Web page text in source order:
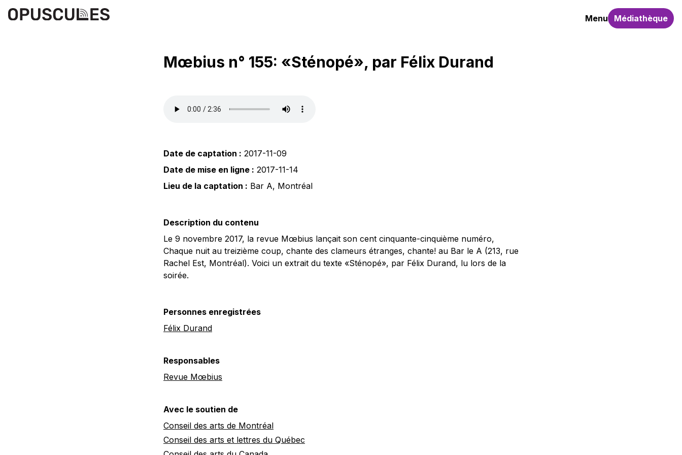
Menu Médiathèque
Mœbius n° 155: «Sténopé», par Félix Durand
Date de captation : 2017-11-09
Date de mise en ligne : 2017-11-14
Lieu de la captation : Bar A, Montréal
Description du contenu
Le 9 novembre 2017, la revue Mœbius lançait son cent cinquante-cinquième numéro,
Chaque nuit au treizième coup, chante des clameurs étranges, chante! au Bar le A (213, rue
Rachel Est, Montréal). Voici un extrait du texte «Sténopé», par Félix Durand, lu lors de la
soirée.
Personnes enregistrées
Félix Durand
Responsables
Revue Mœbius
Avec le soutien de
Conseil des arts de Montréal
Conseil des arts et lettres du Québec